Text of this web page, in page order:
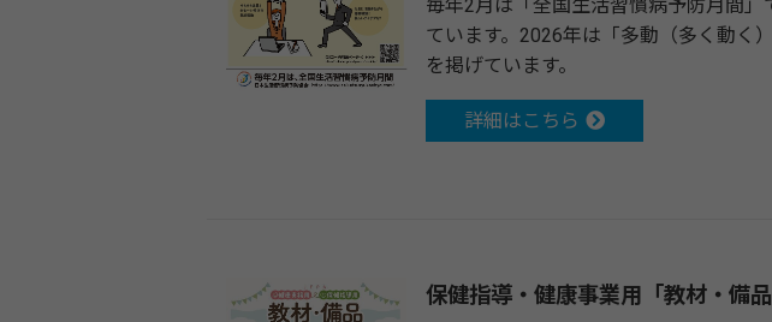
毎年2月は「全国生活習慣病予防月間
ています。2026年は「多動（多く動
を掲げています。
詳細はこちら
保健指導・健康事業用「教材・備